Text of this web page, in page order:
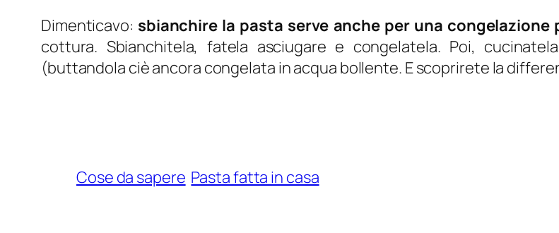
Dimenticavo: sbianchire la pasta serve anche per una congelazione
cottura. Sbianchitela, fatela asciugare e congelatela. Poi,
(buttandola ciè ancora congelata in acqua bollente. E scoprirete la
Cose da sapere Pasta fatta in casa